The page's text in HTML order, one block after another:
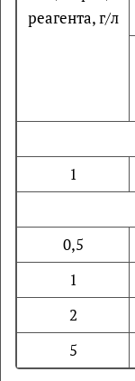
реагента, г/л
1
0,5
1
2
5